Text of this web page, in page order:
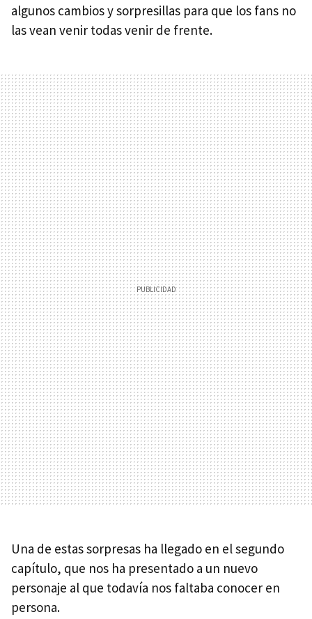
algunos cambios y sorpresillas para que los fans no
las vean venir todas venir de frente.
Una de estas sorpresas ha llegado en el segundo
capítulo, que nos ha presentado a un nuevo
personaje al que todavía nos faltaba conocer en
persona.